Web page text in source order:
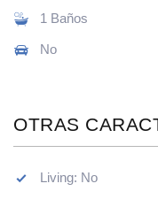
1 Baños
No
OTRAS
Living: No